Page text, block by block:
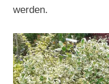
werden.